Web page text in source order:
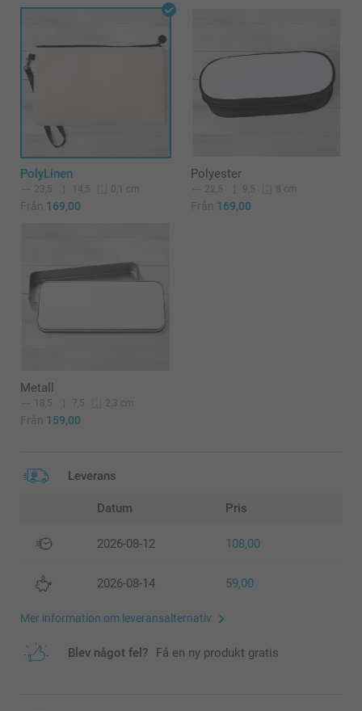
PolyLinen
23,5 14,5 0,1 cm
Från 169,00
Polyester
22,5 9,5 8 cm
Från 169,00
Metall
18,5 7,5 2,3 cm
Från 159,00
Leverans
Datum Pris
2026-08-12 108,00
2026-08-14 59,00
Mer information om leveransalternativ
Blev något fel? Få en ny produkt gratis